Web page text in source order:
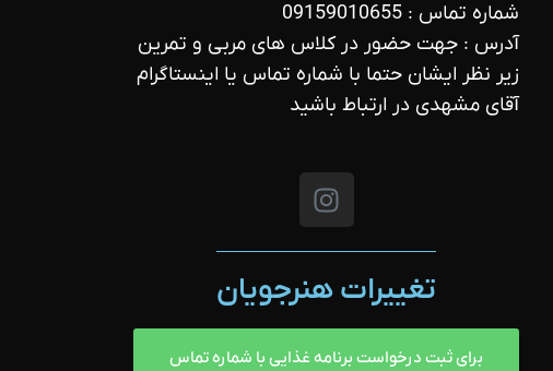
شماره تماس : 09159010655
آدرس : جهت حضور در کلاس های مربی و تمرین
زیر نظر ایشان حتما با شماره تماس یا اینستاگرام
آقای مشهدی در ارتباط باشید
تغییرات هنرجویان
برای ثبت درخواست برنامه غذایی با شماره تماس